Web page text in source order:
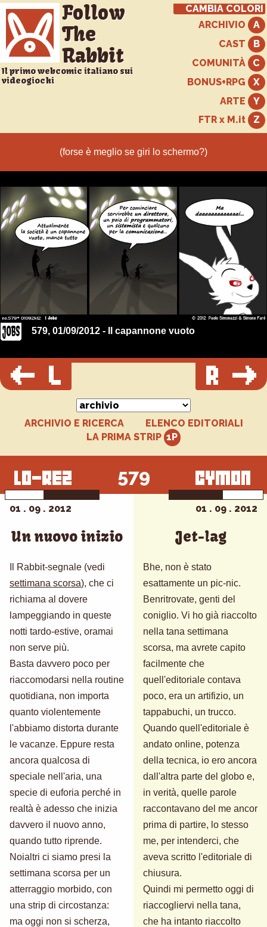
Follow
The
Rabbit
Il primo webcomic italiano sui
videogiochi
CAMBIA COLORI
ARCHIVIO
CAST
COMUNITÀ
BONUS+RPG
ARTE
FTR x M.it
579, 01/09/2012 - Il capannone vuoto
ARCHIVIO E RICERCA
ELENCO EDITORIALI
LA PRIMA STRIP
579
01 . 09 . 2012
Un nuovo inizio
Il Rabbit-segnale (vedi
settimana scorsa), che ci
richiama al dovere
lampeggiando in queste
notti tardo-estive, oramai
non serve più.
Basta davvero poco per
riaccomodarsi nella routine
quotidiana, non importa
quanto violentemente
l'abbiamo distorta durante
le vacanze. Eppure resta
ancora qualcosa di
speciale nell'aria, una
specie di euforia perché in
realtà è adesso che inizia
davvero il nuovo anno,
quando tutto riprende.
Noialtri ci siamo presi la
settimana scorsa per un
atterraggio morbido, con
una strip di circostanza:
ma oggi non si scherza,
01 . 09 . 2012
Jet-lag
Bhe, non è stato
esattamente un pic-nic.
Benritrovate, genti del
coniglio. Vi ho già riaccolto
nella tana settimana
scorsa, ma avrete capito
facilmente che
quell'editoriale contava
poco, era un artifizio, un
tappabuchi, un trucco.
Quando quell'editoriale è
andato online, potenza
della tecnica, io ero ancora
dall'altra parte del globo e,
in verità, quelle parole
raccontavano del me ancor
prima di partire, lo stesso
me, per intenderci, che
aveva scritto l'editoriale di
chiusura.
Quindi mi permetto oggi di
riaccogliervi nella tana,
che ha intanto riaccolto